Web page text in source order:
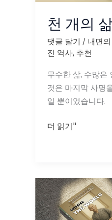
천 개의
댓글 달기 / 내면
진 역사, 추천
무수한 삶, 수많은
것은 마지막 사명
일 뿐이었습니다.
천
더 읽기"